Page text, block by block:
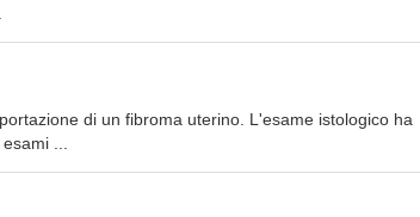
di un fibroma uterino. L'esame istologico ha
...